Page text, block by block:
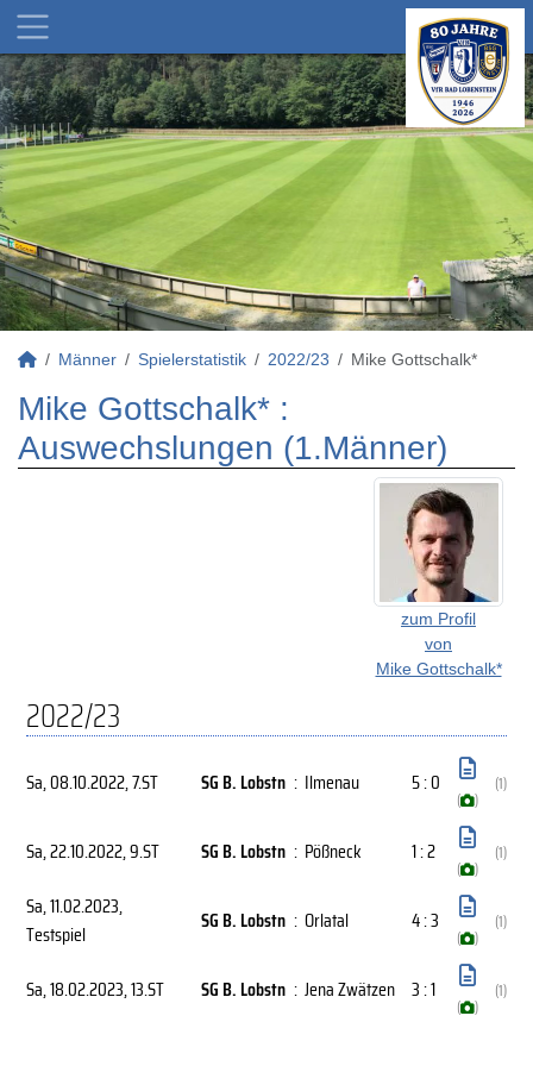
Männer Spielerstatistik 2022/23 Mike Gottschalk*
Mike Gottschalk* :
Auswechslungen (1.Männer)
zum Profil
von
Mike Gottschalk*
2022/23
Sa, 08.10.2022, 7.ST SG B. Lobstn : Ilmenau 5 : 0
( )
(1)
Sa, 22.10.2022, 9.ST SG B. Lobstn : Pößneck 1 : 2
( )
(1)
Sa, 11.02.2023,
Testspiel
SG B. Lobstn : Orlatal 4 : 3
( )
(1)
Sa, 18.02.2023, 13.ST SG B. Lobstn : Jena Zwätzen 3 : 1
( )
(1)